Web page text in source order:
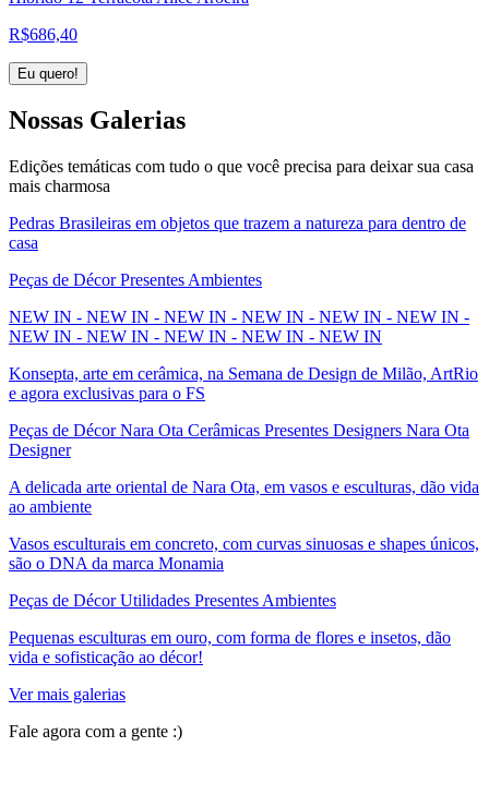
R$686,40
Eu quero!
Nossas Galerias
Edições temáticas com tudo o que você precisa para deixar sua casa
mais charmosa
Pedras Brasileiras em objetos que trazem a natureza para dentro de
casa
Peças de Décor Presentes Ambientes
NEW IN - NEW IN - NEW IN - NEW IN - NEW IN - NEW IN -
NEW IN - NEW IN - NEW IN - NEW IN - NEW IN
Konsepta, arte em cerâmica, na Semana de Design de Milão, ArtRio
e agora exclusivas para o FS
Peças de Décor Nara Ota Cerâmicas Presentes Designers Nara Ota
Designer
A delicada arte oriental de Nara Ota, em vasos e esculturas, dão vida
ao ambiente
Vasos esculturais em concreto, com curvas sinuosas e shapes únicos,
são o DNA da marca Monamia
Peças de Décor Utilidades Presentes Ambientes
Pequenas esculturas em ouro, com forma de flores e insetos, dão
vida e sofisticação ao décor!
Ver mais galerias
Fale agora com a gente :)